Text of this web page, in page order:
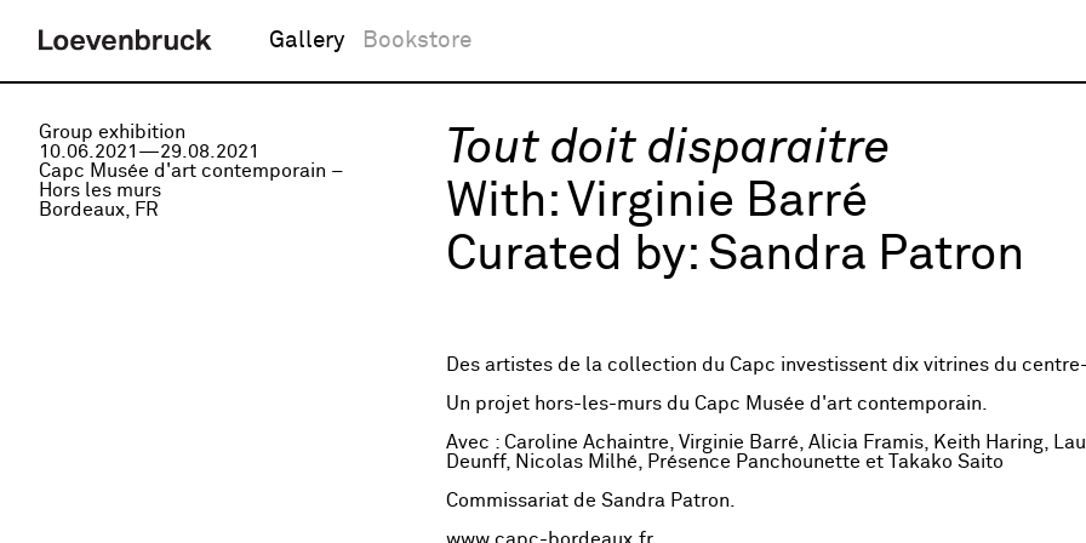
Gallery Bookstore
Group exhibition
10.06.2021—29.08.2021
Capc Musée d'art contemporain –
Hors les murs
Bordeaux, FR
Tout doit disparaitre
With: Virginie Barré
Curated by: Sandra Patron
Des artistes de la collection du Capc investissent dix vitrines du
Un projet hors-les-murs du Capc Musée d'art contemporain.
Avec : Caroline Achaintre, Virginie Barré, Alicia Framis, Keith Haring,
Deunff, Nicolas Milhé, Présence Panchounette et Takako Saito
Commissariat de Sandra Patron.